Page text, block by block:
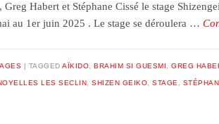
Greg Habert et Stéphane Cissé le stage
au 1er juin 2025 . Le stage se déroulera …
TAGGEDAÏKIDO, BRAHIM SI GUESMI ,GREG
LES SECLIN,SHIZEN GEIKO,STAGE,